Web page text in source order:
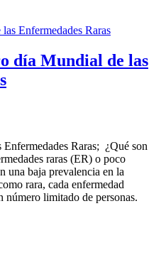
día Mundial de las
Raras; ¿Qué son
raras (ER) o poco
una baja prevalencia en la
rara, cada enfermedad
número limitado de personas.